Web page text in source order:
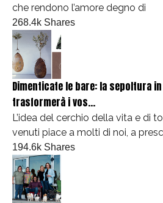
che rendono l’amore degno di
268.4k Shares
Dimenticate le bare: la sepoltura
trasformerà i vos...
L’idea del cerchio della vita e di
venuti piace a molti di noi, a
194.6k Shares